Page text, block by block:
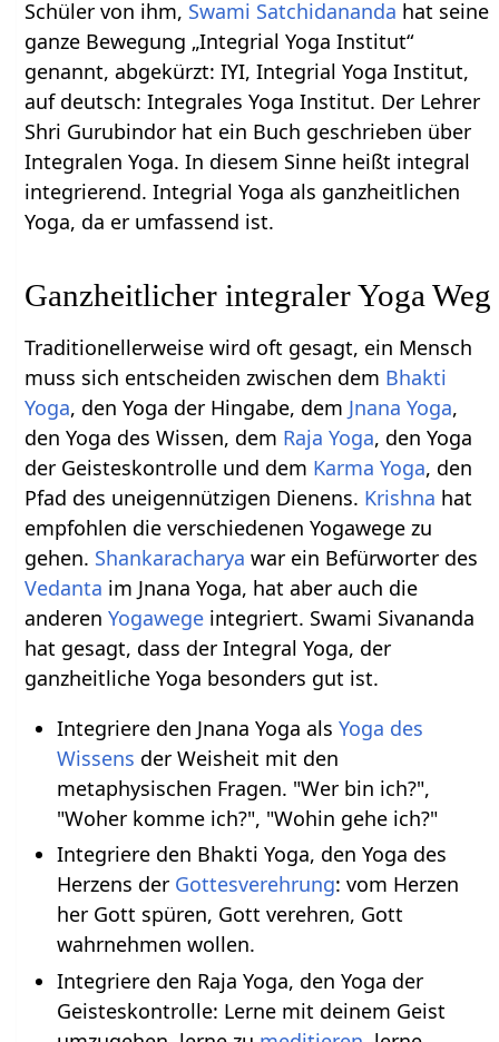
Schüler von ihm, Swami Satchidananda hat seine
ganze Bewegung „Integrial Yoga Institut“
genannt, abgekürzt: IYI, Integrial Yoga Institut,
auf deutsch: Integrales Yoga Institut. Der Lehrer
Shri Gurubindor hat ein Buch geschrieben über
Integralen Yoga. In diesem Sinne heißt integral
integrierend. Integrial Yoga als ganzheitlichen
Yoga, da er umfassend ist.
Ganzheitlicher integraler Yoga Weg
Traditionellerweise wird oft gesagt, ein Mensch
muss sich entscheiden zwischen dem Bhakti
Yoga, den Yoga der Hingabe, dem Jnana Yoga,
den Yoga des Wissen, dem Raja Yoga, den Yoga
der Geisteskontrolle und dem Karma Yoga, den
Pfad des uneigennützigen Dienens. Krishna hat
empfohlen die verschiedenen Yogawege zu
gehen. Shankaracharya war ein Befürworter des
Vedanta im Jnana Yoga, hat aber auch die
anderenYogawege integriert. Swami Sivananda
hat gesagt, dass der Integral Yoga, der
ganzheitliche Yoga besonders gut ist.
Integriere den Jnana Yoga als Yoga des
Wissens der Weisheit mit den
metaphysischen Fragen. "Wer bin ich?",
"Woher komme ich?", "Wohin gehe ich?"
Integriere den Bhakti Yoga, den Yoga des
Herzens der Gottesverehrung: vom Herzen
her Gott spüren, Gott verehren, Gott
wahrnehmen wollen.
Integriere den Raja Yoga, den Yoga der
Geisteskontrolle: Lerne mit deinem Geist